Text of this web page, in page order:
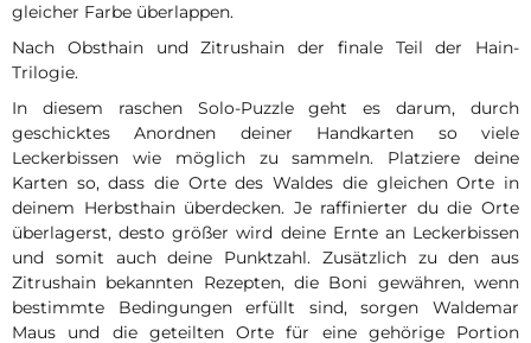
gleicher Farbe überlappen.
Nach Obsthain und Zitrushain der finale Teil der Hain-
Trilogie.
In diesem raschen Solo-Puzzle geht es darum, durch
geschicktes Anordnen deiner Handkarten so viele
Leckerbissen wie möglich zu sammeln. Platziere deine
Karten so, dass die Orte des Waldes die gleichen Orte in
deinem Herbsthain überdecken. Je raffinierter du die Orte
überlagerst, desto größer wird deine Ernte an Leckerbissen
und somit auch deine Punktzahl. Zusätzlich zu den aus
Zitrushain bekannten Rezepten, die Boni gewähren, wenn
bestimmte Bedingungen erfüllt sind, sorgen Waldemar
Maus und die geteilten Orte für eine gehörige Portion